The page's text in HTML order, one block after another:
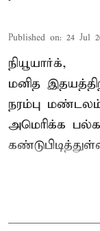
Published on: 24 Jul
நியூயார்க்,
மனித
நரம்பு
அமெரிக்க